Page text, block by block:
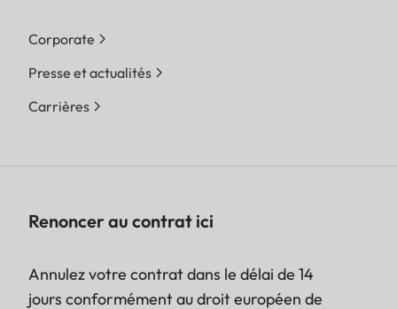
Corporate
Presse et actualités
Carrières
Renoncer au contrat ici
Annulez votre contrat dans le délai de 14
jours conformément au droit européen de